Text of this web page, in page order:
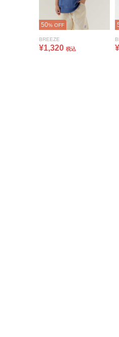
50% OFF
BREEZE
¥1,320 税込